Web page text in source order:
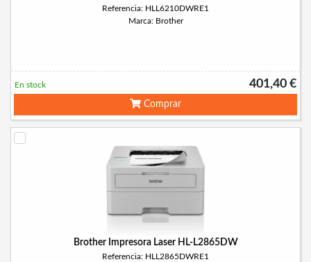
Referencia: HLL6210DWRE1
Marca: Brother
401,40 €
En stock
Comprar
Brother Impresora Laser HL-L2865DW
Referencia: HLL2865DWRE1